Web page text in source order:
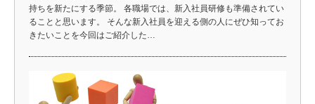
持ちを新たにする季節。 各職場では、新入社員研修も準備されてい
ることと思います。 そんな新入社員を迎える側の人にぜひ知ってお
きたいことを今回はご紹介した…